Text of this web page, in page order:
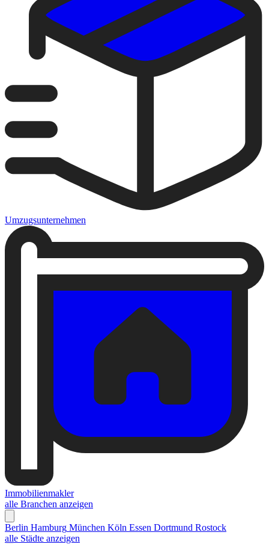
Umzugsunternehmen
Immobilienmakler
alle Branchen anzeigen
Berlin Hamburg München Köln Essen Dortmund Rostock
alle Städte anzeigen